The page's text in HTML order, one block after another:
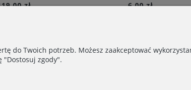
zł
6,00 zł
do Twoich potrzeb. Możesz zaakceptować
"Dostosuj zgody".